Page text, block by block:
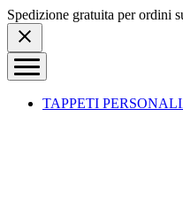
Skip to content
Spedizione gratuita per ordini
TAPPETI